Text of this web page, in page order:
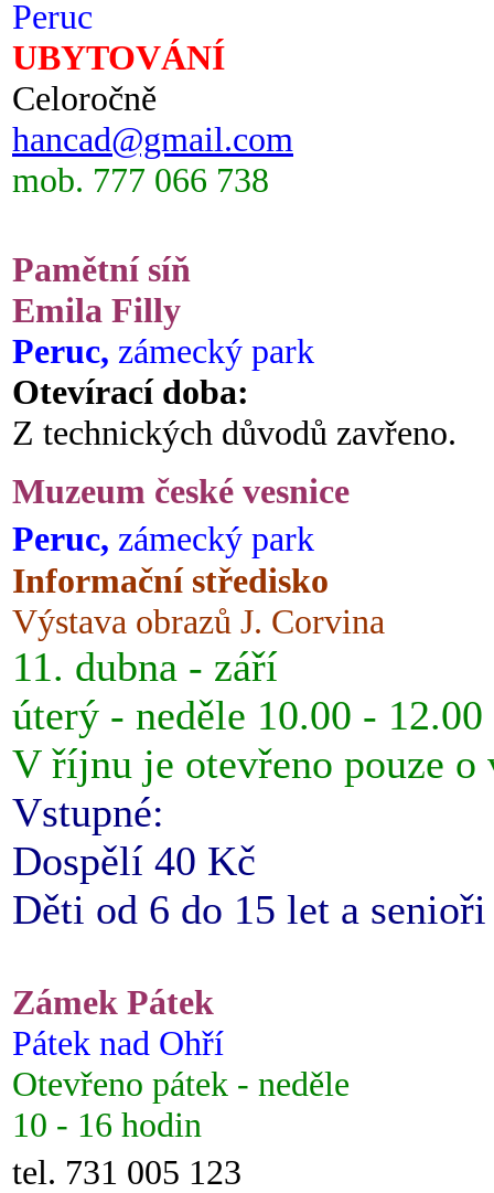
Peruc
UBYTOVÁNÍ
Celoročně
hancad@gmail.com
mob. 777 066 738
Pamětní síň
Emila Filly
Peruc, zámecký park
Otevírací doba:
Z technických důvodů zavřeno.
Muzeum české vesnice
Peruc, zámecký park
Informační středisko
Výstava obrazů J. Corvina
11. dubna - září
úterý - neděle 10.00 -
V říjnu je otevřeno pouze o
Vstupné:
Dospělí 40 Kč
Děti od 6 do 15 let a
Zámek Pátek
Pátek nad Ohří
Otevřeno pátek - neděle
10 - 16 hodin
tel. 731 005 123